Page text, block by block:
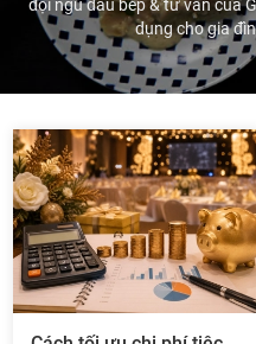
đội ngũ đầu bếp & tư vấn của
dụng cho gia